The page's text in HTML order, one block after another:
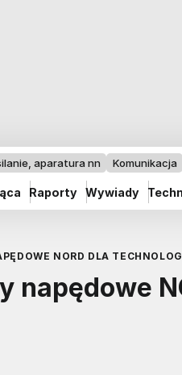
aparatura nn Komunikacja
Raporty Wywiady
NORD DLA
napędowe